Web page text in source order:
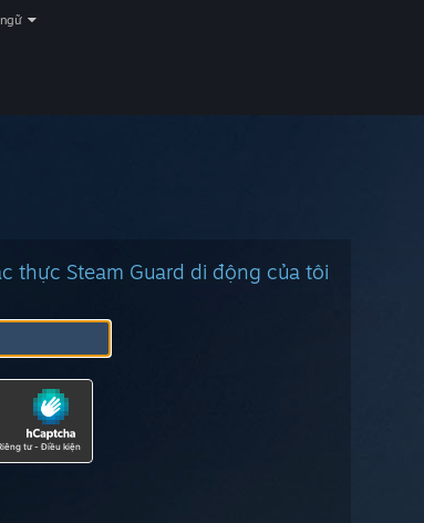
thực Steam Guard di động của tôi